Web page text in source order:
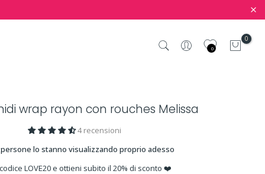
0
0
wrap rayon con rouches Melissa
4 recensioni
lo stanno visualizzando proprio adesso
LOVE20 e ottieni subito il 20% di sconto ❤️